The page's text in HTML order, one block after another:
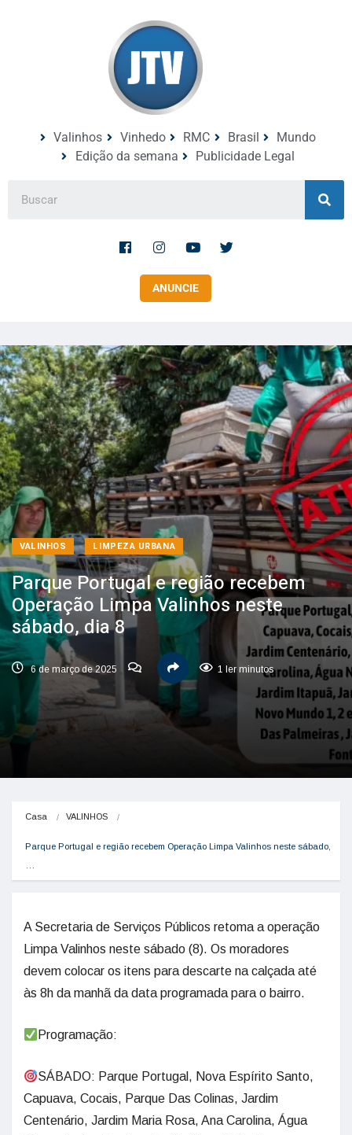
Valinhos Vinhedo RMC Brasil
Mundo
Edição da semana
Publicidade Legal
ANUNCIE
VALINHOS LIMPEZA URBANA
Parque Portugal e região recebem
Operação Limpa Valinhos neste
sábado, dia 8
6 de março de 2025 1 ler minutos
Casa VALINHOS
Parque Portugal e região recebem Operação Limpa Valinhos neste sábado,
A Secretaria de Serviços Públicos retoma a operação
Limpa Valinhos neste sábado (8). Os moradores
devem colocar os itens para descarte na calçada até
às 8h da manhã da data programada para o bairro.
Programação:
SÁBADO: Parque Portugal, Nova Espírito Santo,
Capuava, Cocais, Parque Das Colinas, Jardim
Centenário, Jardim Maria Rosa, Ana Carolina, Água